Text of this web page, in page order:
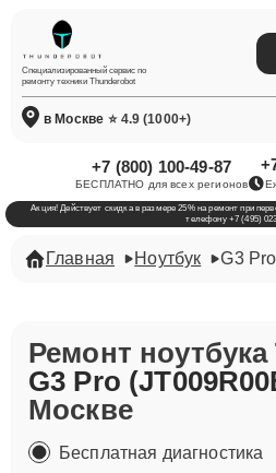
Специализированный сервис по
ремонту техники Thunderobot
в Москве ⭐ 4.9 (1000+)
+7 (800) 100-49-87
БЕСПЛАТНО для всех регионов
Акция! Действует скидка в размере 25% на ремонт при
телефону +7 (495)
Главная Ноутбук G3
Ремонт ноутбука
G3 Pro
Москве
Бесплатная диагностика